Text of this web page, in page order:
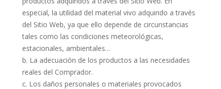
especial, la utilidad del material vivo adquirido a través
del Sitio Web, ya que ello depende de circunstancias
tales como las condiciones meteorológicas,
estacionales, ambientales…
La adecuación de los productos a las necesidades
reales del Comprador.
Los daños personales o materiales provocados